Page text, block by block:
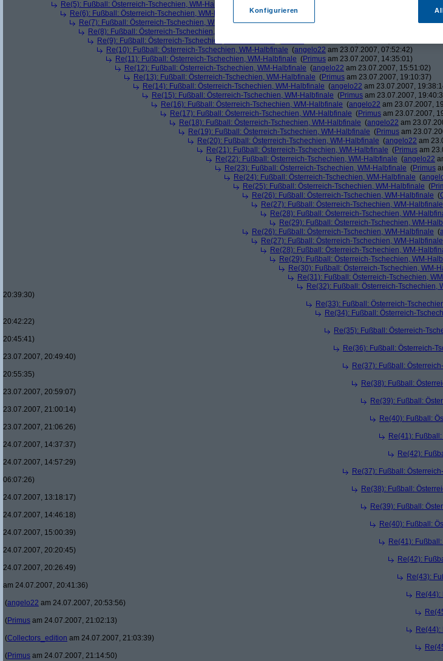
Re(5): Fußball: Österreich-Tschechien, WM-Halbfinale
Re(6): Fußball: Österreich-Tschechien, WM-Halbfinale
(\\ H //am 22.07.2007, 17:42:23)
Re(7): Fußball: Österreich-Tschechien, WM-Halbfinale(Primusam 22.07.2007, 20:34:56)
Re(8): Fußball: Österreich-Tschechien, WM-Halbfinale
Re(9): Fußball: Österreich-Tschechien, WM-Halbfinale
Re(10): Fußball: Österreich-Tschechien, WM-Halbfinale (angelo22 am 23.07.2007, 07:52:42)
Re(11): Fußball: Österreich-Tschechien, WM-Halbfinale (Primus am 23.07.2007, 14:35:01)
Re(12): Fußball: Österreich-Tschechien, WM-Halbfinale (angelo22 am 23.07.2007, 15:51:02)
Re(13): Fußball: Österreich-Tschechien, WM-Halbfinale (Primus am 23.07.2007, 19:10:37)
Re(14): Fußball: Österreich-Tschechien, WM-Halbfinale (angelo22 am 23.07.2007,
Re(15): Fußball: Österreich-Tschechien, WM-Halbfinale (Primus am 23.07.2007,
Re(16): Fußball: Österreich-Tschechien, WM-Halbfinale (angelo22 am 23.07.2007,
Re(17): Fußball: Österreich-Tschechien, WM-Halbfinale (Primus am 23.07.2007,
Re(18): Fußball: Österreich-Tschechien, WM-Halbfinale (angelo22 am
Re(19): Fußball: Österreich-Tschechien, WM-Halbfinale (Primus am
Re(20): Fußball: Österreich-Tschechien, WM-Halbfinale (angelo22 am
Re(21): Fußball: Österreich-Tschechien, WM-Halbfinale (Primus am
Re(22): Fußball: Österreich-Tschechien, WM-Halbfinale (angelo22
Re(23): Fußball: Österreich-Tschechien, WM-Halbfinale (Primus
Re(24): Fußball: Österreich-Tschechien, WM-Halbfinale (
Re(25): Fußball: Österreich-Tschechien, WM-Halbfinale (
Re(26): Fußball: Österreich-Tschechien, WM-Halbfinale (
Re(27): Fußball: Österreich-Tschechien, WM-Halbfinale
Re(28): Fußball: Österreich-Tschechien, WM-
Re(29): Fußball: Österreich-Tschechien, WM-
Re(26): Fußball: Österreich-Tschechien, WM-Halbfinale (
Re(27): Fußball: Österreich-Tschechien, WM-Halbfinale
Re(28): Fußball: Österreich-Tschechien, WM-
Re(29): Fußball: Österreich-Tschechien, WM-
Re(30): Fußball: Österreich-Tschechien, WM-
Re(31): Fußball: Österreich-Tschechien,
Re(32): Fußball: Österreich-Tschechien,
20:39:30)
Re(33): Fußball: Österreich-
Re(34): Fußball: Österreich-
20:42:22)
Re(35): Fußball: Österreich-
20:45:41)
Re(36): Fußball: Österreich-
23.07.2007, 20:49:40)
Re(37): Fußball:
20:55:35)
Re(38): Fußball:
23.07.2007, 20:59:07)
Re(39): Fußball:
23.07.2007, 21:00:14)
Re(40): Fußball:
23.07.2007, 21:06:26)
Re(41):
24.07.2007, 14:37:37)
Re(42):
24.07.2007, 14:57:29)
Re(37): Fußball:
06:07:26)
Re(38): Fußball:
24.07.2007, 13:18:17)
Re(39): Fußball:
24.07.2007, 14:46:18)
Re(40): Fußball:
24.07.2007, 15:00:39)
Re(41):
24.07.2007, 20:20:45)
Re(42):
24.07.2007, 20:26:49)
Re(43):
am 24.07.2007, 20:41:36)
(angelo22 am 24.07.2007, 20:53:56)
(Primus am 24.07.2007, 21:02:13)
(Collectors_edition am 24.07.2007, 21:03:39)
(Primus am 24.07.2007, 21:14:50)
Konfigurieren